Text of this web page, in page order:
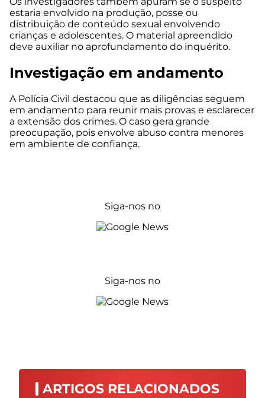
estaria envolvido na produção, posse ou
distribuição de conteúdo sexual envolvendo
crianças e adolescentes. O material apreendido
deve auxiliar no aprofundamento do inquérito.
Investigação em andamento
A Polícia Civil destacou que as diligências seguem
em andamento para reunir mais provas e esclarecer
a extensão dos crimes. O caso gera grande
preocupação, pois envolve abuso contra menores
em ambiente de confiança.
Siga-nos no
Siga-nos no
ARTIGOS RELACIONADOS